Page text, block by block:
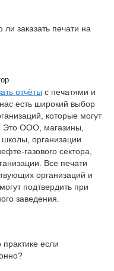
заказать печати на
отчёты с печатями и
есть широкий выбор
которые могут
Это ООО, магазины,
организации
газового сектора,
Все печати
организаций и
подтвердить при
заведения.
если